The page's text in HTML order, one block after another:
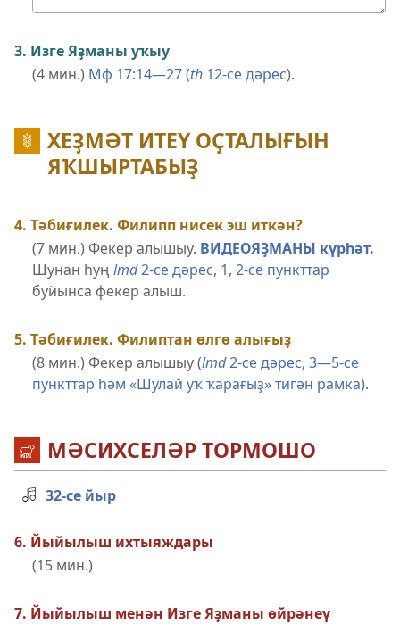
яуабым
3. Изге Яҙманы уҡыу
(4 мин.) Мф 17:14—27(th 12-се дәрес).
ХЕҘМӘТ ИТЕҮ ОҪТАЛЫҒЫН
ЯҠШЫРТАБЫҘ
4. Тәбиғилек. Филипп нисек эш иткән?
(7 мин.) Фекер алышыу. ВИДЕОЯҘМАНЫ күрһәт.
Шунан һуң lmd2-се дәрес, 1, 2-се пункттар
буйынса фекер алыш.
5. Тәбиғилек. Филиптан өлгө алығыҙ
(8 мин.) Фекер алышыу (lmd2-се дәрес, 3—5-се
пункттар һәм «Шулай уҡ ҡарағыҙ» тигән рамка).
МӘСИХСЕЛӘР ТОРМОШО
32-се йыр
6. Йыйылыш ихтыяждары
(15 мин.)
7. Йыйылыш менән Изге Яҙманы өйрәнеү